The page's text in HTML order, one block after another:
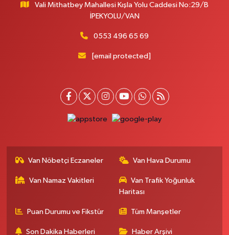
Vali Mithatbey Mahallesi Kışla Yolu Caddesi No:29/B
İPEKYOLU/VAN
0553 496 65 69
[email protected]
Van Nöbetçi Eczaneler Van Hava Durumu
Van Namaz Vakitleri
Van Trafik Yoğunluk
Haritası
Puan Durumu ve Fikstür Tüm Manşetler
Son Dakika Haberleri Haber Arşivi